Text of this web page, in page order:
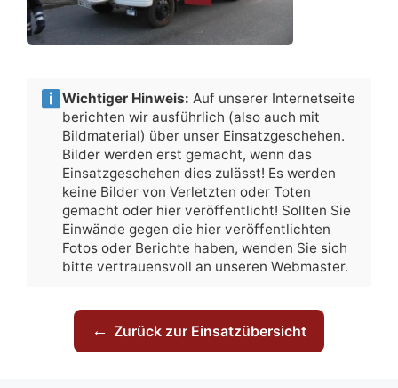
Wichtiger Hinweis: Auf unserer Internetseite
berichten wir ausführlich (also auch mit
Bildmaterial) über unser Einsatzgeschehen.
Bilder werden erst gemacht, wenn das
Einsatzgeschehen dies zulässt! Es werden
keine Bilder von Verletzten oder Toten
gemacht oder hier veröffentlicht! Sollten Sie
Einwände gegen die hier veröffentlichten
Fotos oder Berichte haben, wenden Sie sich
bitte vertrauensvoll an unseren Webmaster.
← Zurück zur Einsatzübersicht